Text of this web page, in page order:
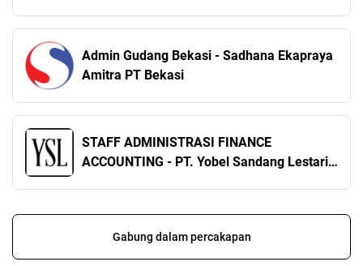
Admin Gudang Bekasi - Sadhana Ekapraya
Amitra PT Bekasi
STAFF ADMINISTRASI FINANCE
ACCOUNTING - PT. Yobel Sandang Lestari
Gabung dalam percakapan